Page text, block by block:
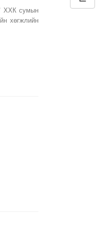
ХХК сумын
хөгжлийн